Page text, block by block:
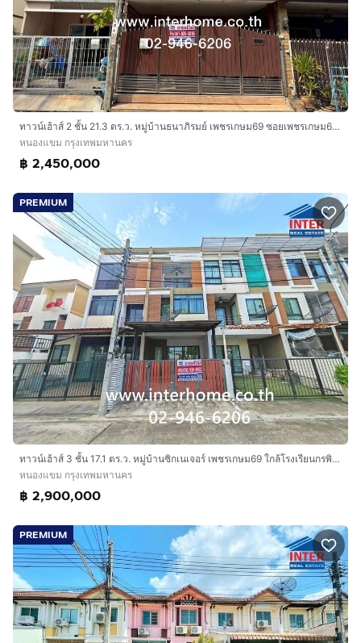
ทาวน์เฮ้าส์ 2 ชั้น 21.3 ตร.ว. หมู่บ้านธนาภิรมย์ เพชรเกษม69 ซอยเพชรเกษม69 ถนนเพชรเกษม ถนนเลียบคลองภาษีเจริญฝั่งใต้ เขตหนองแขม กรุงเทพมหานคร
หนองแขม กรุงเทพมหานคร
฿ 2,450,000
PREMIUM
ทาวน์เฮ้าส์ 3 ชั้น 17.1 ตร.ว. หมู่บ้านซิกเนเจอร์ เพชรเกษม69 ใกล้โรงเรียนกรพิทักษ์ศึกษา ซอยเพชรเกษม69 ถนนเพชรเกษม เขตหนองแขม กรุงเทพมหานคร
หนองแขม กรุงเทพมหานคร
฿ 2,900,000
PREMIUM